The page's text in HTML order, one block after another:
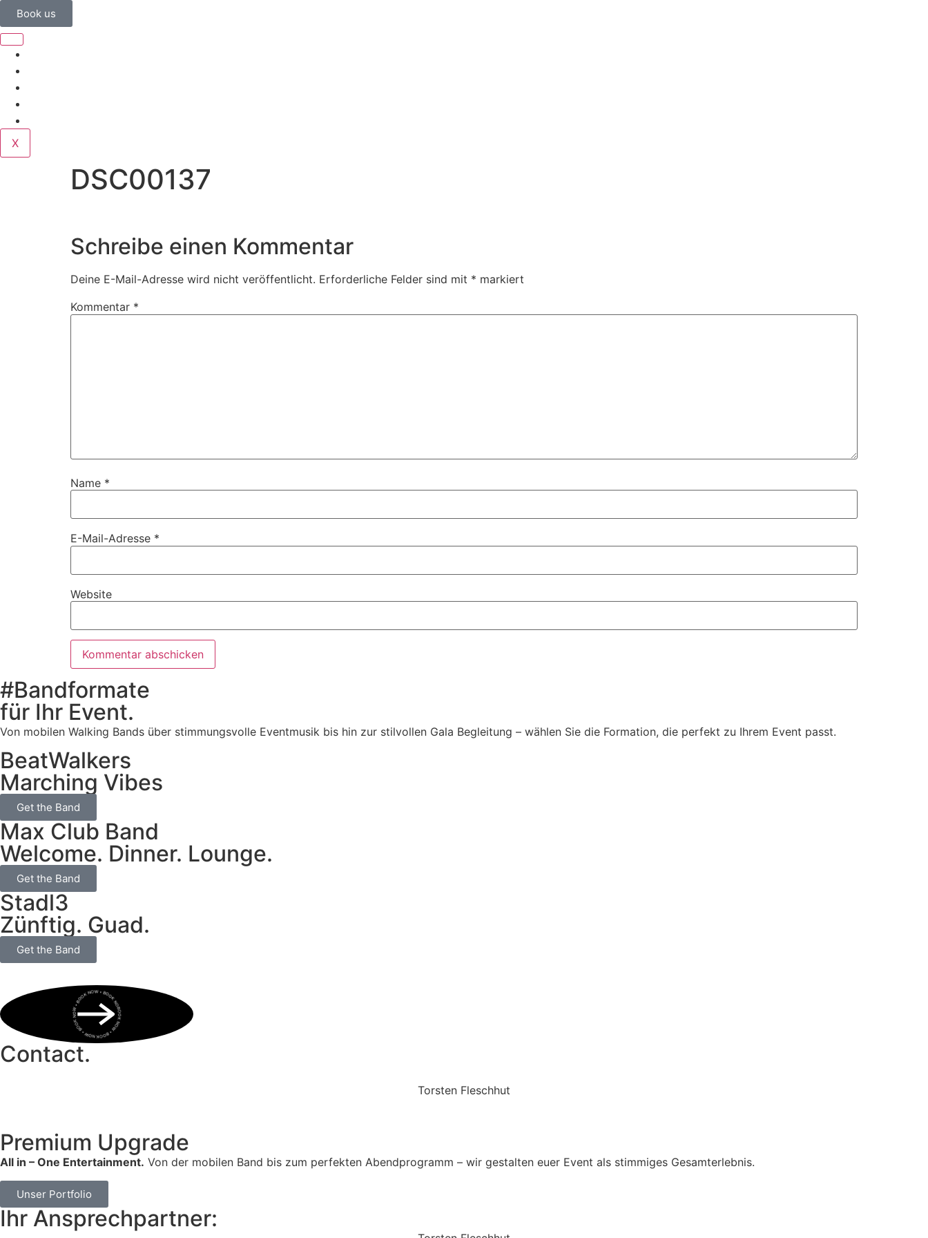
Book us
X
DSC00137
Schreibe einen Kommentar
Deine E-Mail-Adresse wird nicht veröffentlicht. Erforderliche Felder sind mit * markiert
Kommentar *
Name *
E-Mail-Adresse *
Website
#Bandformate
für Ihr Event.
Von mobilen Walking Bands über stimmungsvolle Eventmusik bis hin zur stilvollen Gala Begleitung – wählen Sie die Formation, die perfekt zu Ihrem Event passt.
BeatWalkers
Marching Vibes
Get the Band
Max Club Band
Welcome. Dinner. Lounge.
Get the Band
Stadl3
Zünftig. Guad.
Get the Band
BOOK NOW • BOOK NOW • BOOK NOW • BOOK NOW • BOOK NOW •
Contact.
Torsten Fleschhut
Premium Upgrade
All in – One Entertainment. Von der mobilen Band bis zum perfekten Abendprogramm – wir gestalten euer Event als stimmiges Gesamterlebnis.
Unser Portfolio
Ihr Ansprechpartner: